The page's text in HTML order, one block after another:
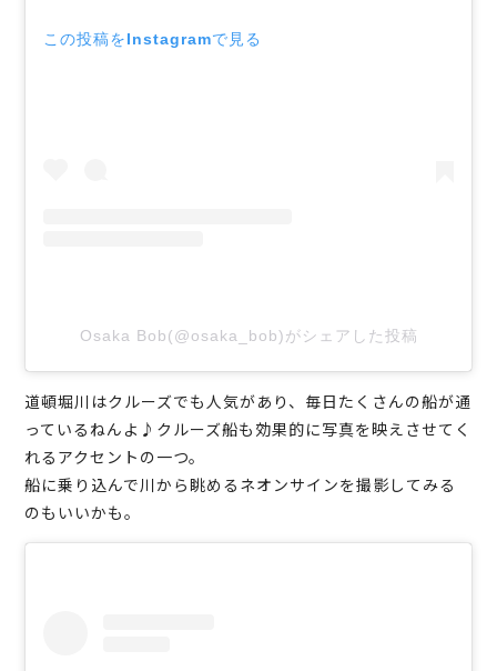
この投稿をInstagramで見る
Osaka Bob(@osaka_bob)がシェアした投稿
道頓堀川はクルーズでも人気があり、毎日たくさんの船が通
っているねんよ♪クルーズ船も効果的に写真を映えさせてく
れるアクセントの一つ。
船に乗り込んで川から眺めるネオンサインを撮影してみる
のもいいかも。